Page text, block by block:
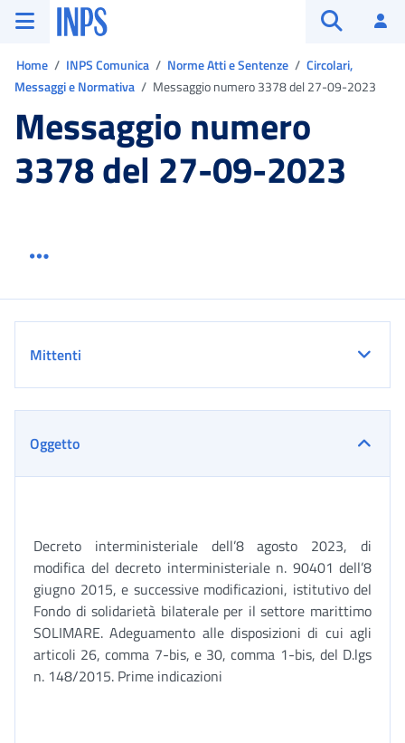
Vai al menu principale
Vai al contenuto principale
Vai al pie' di pagina
INPS ()
Home INPS Comunica Norme Atti e Sentenze
Circolari,
Messaggi e Normativa
Messaggio numero 3378 del 27-09-2023
Messaggio numero
3378 del 27-09-2023
Mittenti
Oggetto
Decreto interministeriale dell’8 agosto 2023, di
modifica del decreto interministeriale n. 90401 dell’8
giugno 2015, e successive modificazioni, istitutivo del
Fondo di solidarietà bilaterale per il settore marittimo
SOLIMARE. Adeguamento alle disposizioni di cui agli
articoli 26, comma 7-bis, e 30, comma 1-bis, del D.lgs
n. 148/2015. Prime indicazioni